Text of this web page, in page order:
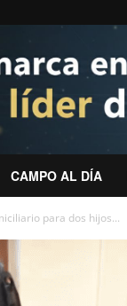
CAMPO AL DÍA
para dos hijos...